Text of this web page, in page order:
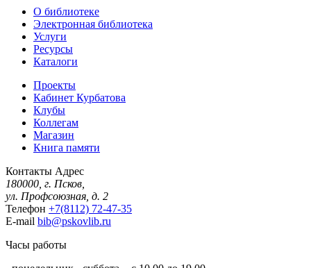
О библиотеке
Электронная библиотека
Услуги
Ресурсы
Каталоги
Проекты
Кабинет Курбатова
Клубы
Коллегам
Магазин
Книга памяти
Контакты Адрес
180000, г. Псков,
ул. Профсоюзная, д. 2
Телефон +7(8112) 72-47-35
E-mail bib@pskovlib.ru
Часы работы